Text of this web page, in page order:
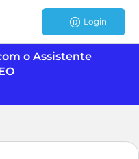
Login
o Assistente